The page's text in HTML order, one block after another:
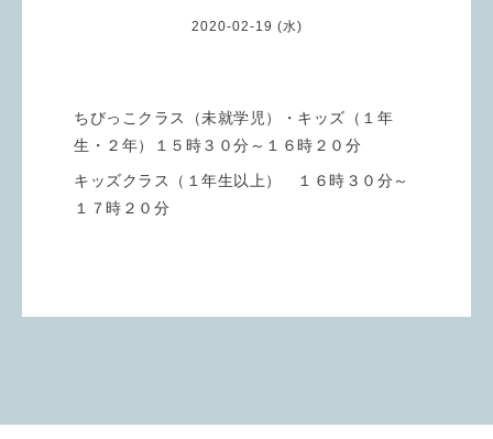
2020-02-19 (水)
ちびっこクラス（未就学児）・キッズ（１年
生・２年）１５時３０分～１６時２０分
キッズクラス（１年生以上） １６時３０分～
１７時２０分